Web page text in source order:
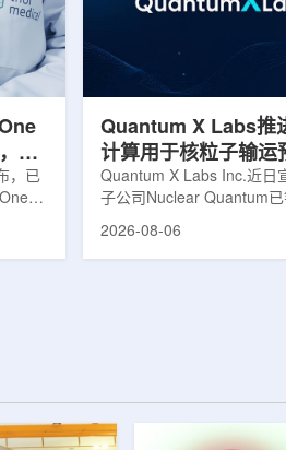
应
未开
挖、
料配
计划的首要目标是实现镥-
化生产，预计在2028年进行
产，并在2031年开始全面
后，韩国水力原子力还将扩
商
，已
生
Quantum X Labs推
计算用于核粒子输运
拟
Quantum X Labs Inc.近日
子公司Nuclear Quantum
业计算模拟中的一项瓶颈提
效率。Nuclear Quantum
学能够直接在量子计算框
2026-08-06